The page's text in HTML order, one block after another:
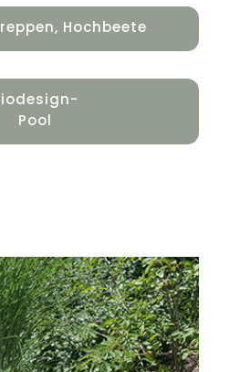
Hochbeete
Pool